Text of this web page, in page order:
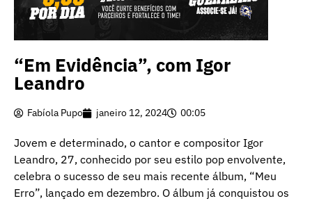
“Em Evidência”, com Igor
Leandro
Fabíola Pupo janeiro 12, 2024 00:05
Jovem e determinado, o cantor e compositor Igor
Leandro, 27, conhecido por seu estilo pop envolvente,
celebra o sucesso de seu mais recente álbum, “Meu
Erro”, lançado em dezembro. O álbum já conquistou os